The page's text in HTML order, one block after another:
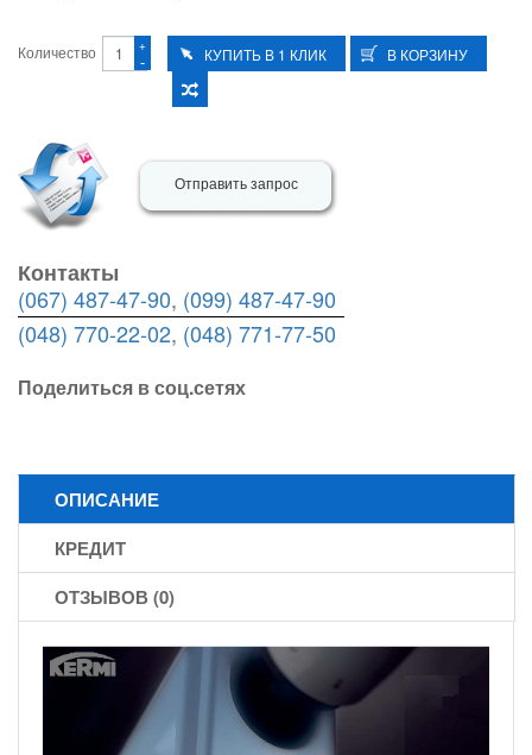
Количество -
+
Отправить запрос
Контакты
(067) 487-47-90, (099) 487-47-90
(048) 770-22-02, (048) 771-77-50
Поделиться в соц.сетях
ОПИСАНИЕ
КРЕДИТ
ОТЗЫВОВ (0)